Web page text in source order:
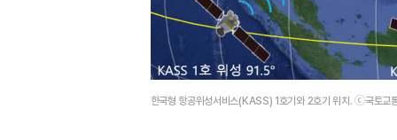
한국형 항공위성서비스(KASS) 1호기와 2호기 위치. ⓒ국토교